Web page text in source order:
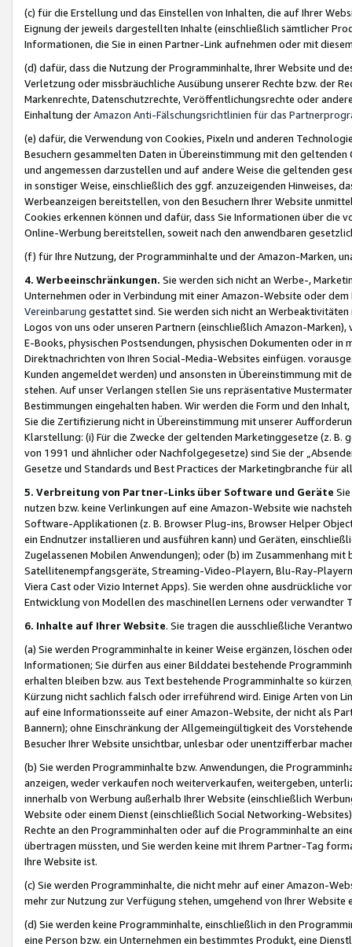
(c) für die Erstellung und das Einstellen von Inhalten, die auf Ihrer
Eignung der jeweils dargestellten Inhalte (einschließlich sämtlicher
Informationen, die Sie in einen Partner-Link aufnehmen oder mit
(d) dafür, dass die Nutzung der Programminhalte, Ihrer Website und
Verletzung oder missbräuchliche Ausübung unserer Rechte bzw. der
Markenrechte, Datenschutzrechte, Veröffentlichungsrechte oder
Einhaltung derAmazon Anti-Fälschungsrichtlinien für das
(e) dafür, die Verwendung von Cookies, Pixeln und anderen
Besuchern gesammelten Daten in Übereinstimmung mit den
und angemessen darzustellen und auf andere Weise die geltenden
in sonstiger Weise, einschließlich des ggf. anzuzeigenden Hinweises,
Werbeanzeigen bereitstellen, von den Besuchern Ihrer Website
Cookies erkennen können und dafür, dass Sie Informationen über die
Online-Werbung bereitstellen, soweit nach den anwendbaren
(f) für Ihre Nutzung, der Programminhalte und der Amazon-Marken,
4. Werbeeinschränkungen. Sie werden sich nicht an Werbe-,
Unternehmen oder in Verbindung mit einer Amazon-Website oder
Vereinbarung gestattet sind. Sie werden sich nicht an
Logos von uns oder unseren Partnern (einschließlich Amazon-
E-Books, physischen Postsendungen, physischen Dokumenten oder in
Direktnachrichten von Ihren Social-Media-Websites einfügen.
Kunden angemeldet werden) und ansonsten in Übereinstimmung mit
stehen. Auf unser Verlangen stellen Sie uns repräsentative
Bestimmungen eingehalten haben. Wir werden die Form und den
Sie die Zertifizierung nicht in Übereinstimmung mit unserer
Klarstellung: (i) Für die Zwecke der geltenden Marketinggesetze (z. B.
von 1991 und ähnlicher oder Nachfolgegesetze) sind Sie der
Gesetze und Standards und Best Practices der Marketingbranche für
5. Verbreitung von Partner-Links über Software und Geräte
nutzen bzw. keine Verlinkungen auf eine Amazon-Website wie
Software-Applikationen (z. B. Browser Plug-ins, Browser Helper
ein Endnutzer installieren und ausführen kann) und Geräten,
Zugelassenen Mobilen Anwendungen); oder (b) im Zusammenhang
Satellitenempfangsgeräte, Streaming-Video-Playern, Blu-Ray-
Viera Cast oder Vizio Internet Apps). Sie werden ohne ausdrückliche
Entwicklung von Modellen des maschinellen Lernens oder
6. Inhalte auf Ihrer Website. Sie tragen die ausschließliche
(a) Sie werden Programminhalte in keiner Weise ergänzen, löschen
Informationen; Sie dürfen aus einer Bilddatei bestehende
erhalten bleiben bzw. aus Text bestehende Programminhalte so
Kürzung nicht sachlich falsch oder irreführend wird. Einige Arten von
auf eine Informationsseite auf einer Amazon-Website, der nicht als
Bannern); ohne Einschränkung der Allgemeingültigkeit des
Besucher Ihrer Website unsichtbar, unlesbar oder unentzifferbar
(b) Sie werden Programminhalte bzw. Anwendungen, die
anzeigen, weder verkaufen noch weiterverkaufen, weitergeben,
innerhalb von Werbung außerhalb Ihrer Website (einschließlich
Website oder einem Dienst (einschließlich Social Networking-
Rechte an den Programminhalten oder auf die Programminhalte an
übertragen müssten, und Sie werden keine mit Ihrem Partner-Tag
Ihre Website ist.
(c) Sie werden Programminhalte, die nicht mehr auf einer Amazon-
mehr zur Nutzung zur Verfügung stehen, umgehend von Ihrer
(d) Sie werden keine Programminhalte, einschließlich in den
eine Person bzw. ein Unternehmen ein bestimmtes Produkt, eine